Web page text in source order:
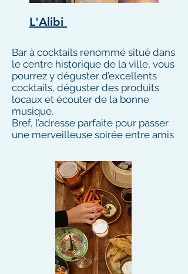
L'Alibi
Bar à cocktails renommé situé dans
le centre historique de la ville, vous
pourrez y déguster d’excellents
cocktails, déguster des produits
locaux et écouter de la bonne
musique.
Bref, l’adresse parfaite pour passer
une merveilleuse soirée entre amis